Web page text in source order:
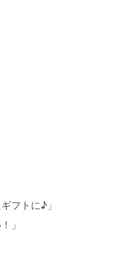
フトに♪」
」